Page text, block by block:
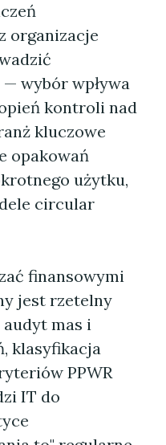
organizacje
wybór wpływa
kontroli nad
kluczowe
opakowań
użytku,
circular
finansowymi
jest rzetelny
mas i
klasyfikacja
PPWR
IT do